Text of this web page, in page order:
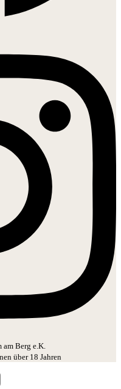
Berg e.K.
über 18 Jahren